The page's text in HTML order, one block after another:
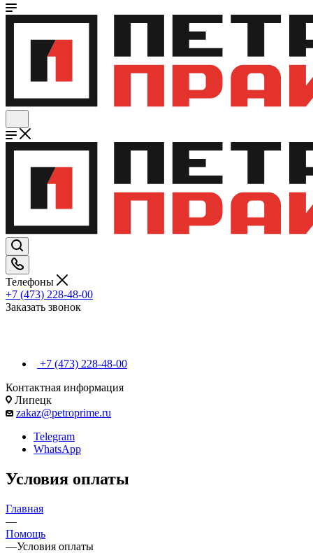
Телефоны
+7 (473) 228-48-00
Заказать звонок
+7 (473) 228-48-00
Контактная информация
Липецк
zakaz@petroprime.ru
Telegram
WhatsApp
Условия оплаты
Главная
—
Помощь
—Условия оплаты